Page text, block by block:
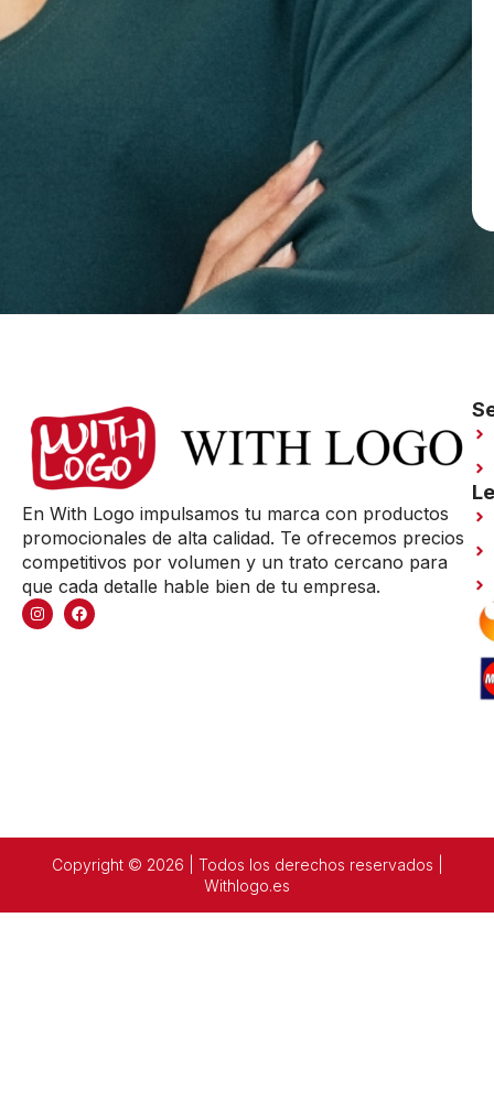
En With Logo impulsamos tu marca con productos
promocionales de alta calidad. Te ofrecemos precios
competitivos por volumen y un trato cercano para
que cada detalle hable bien de tu empresa.
Copyright © 2026 | Todos los derechos reservados |
Withlogo.es